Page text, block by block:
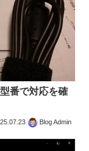
番で対応を確
Blog Admin